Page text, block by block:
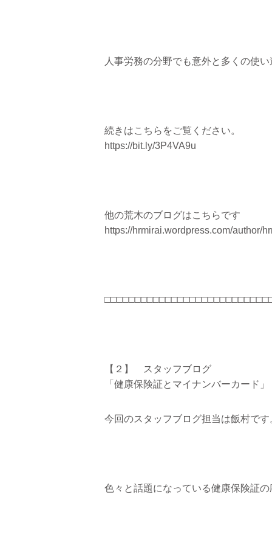
人事労務の分野でも意外と多くの使い
続きはこちらをご覧ください。
https://bit.ly/3P4VA9u
他の荒木のブログはこちらです
https://hrmirai.wordpress.com/author/
【２】 スタッフブログ
「健康保険証とマイナンバーカード」
今回のスタッフブログ担当は飯村です
色々と話題になっている健康保険証の